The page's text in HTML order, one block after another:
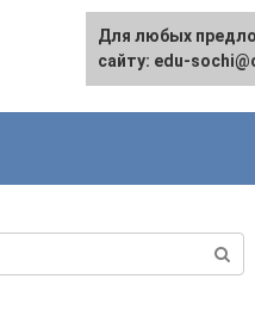
English
Для любых
сайту: edu-